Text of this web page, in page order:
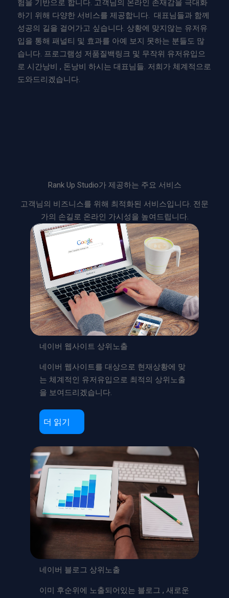
험을 기반으로 합니다. 고객님의 온라인 존재감을 극대화
하기 위해 다양한 서비스를 제공합니다. 대표님들과 함께
성공의 길을 걸어가고 싶습니다. 상황에 맞지않는 유저유
입을 통해 패널티 및 효과를 아예 보지 못하는 분들도 많
습니다. 프로그램성 저품질백링크 및 무작위 유저유입으
로 시간낭비 , 돈낭비 하시는 대표님들. 저희가 체계적으로
도와드리겠습니다.
Rank Up Studio가 제공하는 주요 서비스
고객님의 비즈니스를 위해 최적화된 서비스입니다. 전문
가의 손길로 온라인 가시성을 높여드립니다.
네이버 웹사이트 상위노출
네이버 웹사이트를 대상으로 현재상황에 맞
는 체계적인 유저유입으로 최적의 상위노출
을 보여드리겠습니다.
더 읽기
네이버 블로그 상위노출
이미 후순위에 노출되어있는 블로그 , 새로운